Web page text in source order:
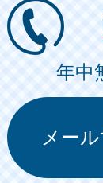
年中
メー